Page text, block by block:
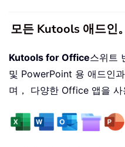
모든 Kutools 애드인
Kutools for Office스위트
및 PowerPoint 용 애드인
며， 다양한 Office 앱을 사